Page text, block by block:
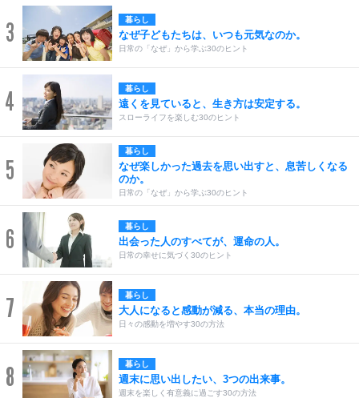
3 暮らし
なぜ子どもたちは、いつも元気なのか。
日常の「なぜ」から学ぶ30のヒント
4 暮らし
遠くを見ていると、生き方は安定する。
スローライフを楽しむ30のヒント
5
暮らし
なぜ楽しかった過去を思い出すと、息苦しくなる
のか。
日常の「なぜ」から学ぶ30のヒント
6 暮らし
出会った人のすべてが、運命の人。
日常の幸せに気づく30のヒント
7 暮らし
大人になると感動が減る、本当の理由。
日々の感動を増やす30の方法
8 暮らし
週末に思い出したい、3つの出来事。
週末を楽しく有意義に過ごす30の方法